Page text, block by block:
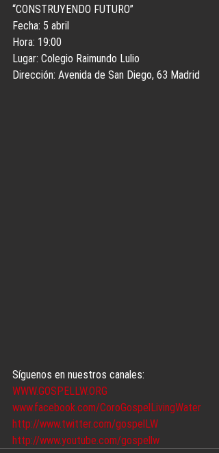
“CONSTRUYENDO FUTURO”
Fecha: 5 abril
Hora: 19:00
Lugar: Colegio Raimundo Lulio
Dirección: Avenida de San Diego, 63 Madrid
Síguenos en nuestros canales:
WWW.GOSPELLW.ORG
www.facebook.com/CoroGospelLivingWater
http://www.twitter.com/gospelLW
http://www.youtube.com/gospellw